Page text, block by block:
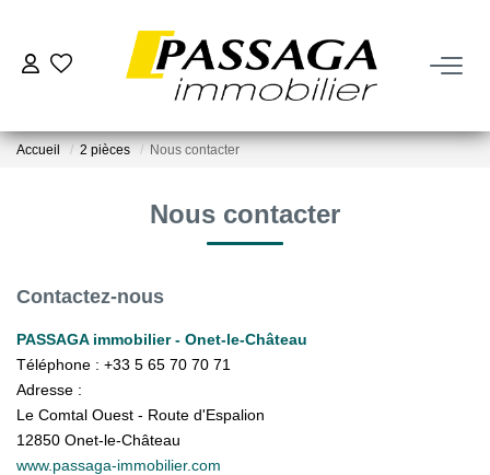
Estimation
Nos Biens Vendus
FAIRE GÉRER
Accueil 2 pièces Nous contacter
Nous contacter
Contactez-nous
PASSAGA immobilier - Onet-le-Château
Téléphone : +33 5 65 70 70 71
Adresse :
Le Comtal Ouest - Route d'Espalion
12850 Onet-le-Château
www.passaga-immobilier.com